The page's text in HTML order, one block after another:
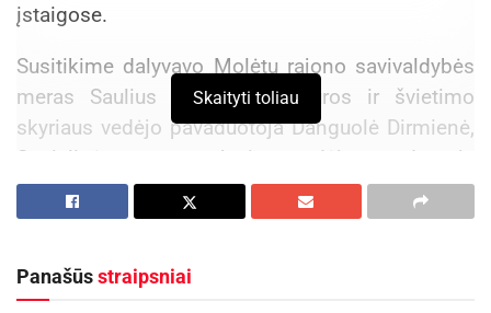
įstaigose.
Susitikime dalyvavo Molėtų rajono savivaldybės
meras Saulius Jauneika, Kultūros ir švietimo
skyriaus vedėjo pavaduotoja Danguolė Dirmienė,
Socialinės paramos skyriaus vedėjo pavaduotoja
Gita Lasytė, Molėtų policijos komisariato
atstovai, bendrojo ugdymo įstaigų vadovai bei
sveikatos biuro atstovai.
Skaityti toliau
Panašūsstraipsniai